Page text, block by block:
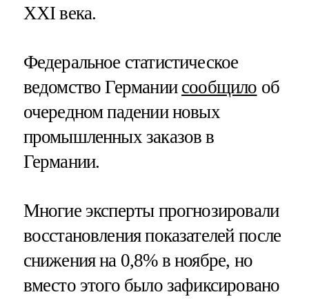
XXI века.
Федеральное статистическое
ведомство Германии сообщило об
очередном падении новых
промышленных заказов в
Германии.
Многие эксперты прогнозировали
восстановления показателей после
снижения на 0,8% в ноябре, но
вместо этого было зафиксировано